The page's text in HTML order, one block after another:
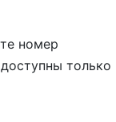
номер
только